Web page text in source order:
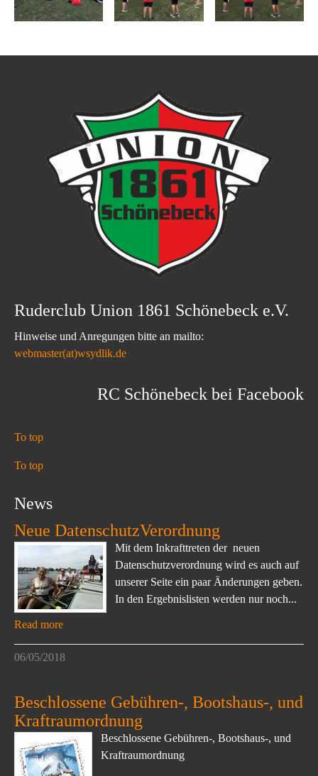
Ruderclub Union 1861 Schönebeck e.V.
Hinweise und Anregungen bitte an mailto:
webmaster(at)wsydlik.de
RC Schönebeck bei Facebook
To top
To top
News
Neue DatenschutzVerordnung
Mit dem Inkrafttreten der neuen
Datenschutzverordnung wird es auch auf
unserer Seite ein paar Änderungen geben.
In den Ergebnislisten werden nur noch...
Read more
06/05/2018
Beschlossene Gebühren-, Bootshaus-, und
Kraftraumordnung
Beschlossene Gebühren-, Bootshaus-, und
Kraftraumordnung